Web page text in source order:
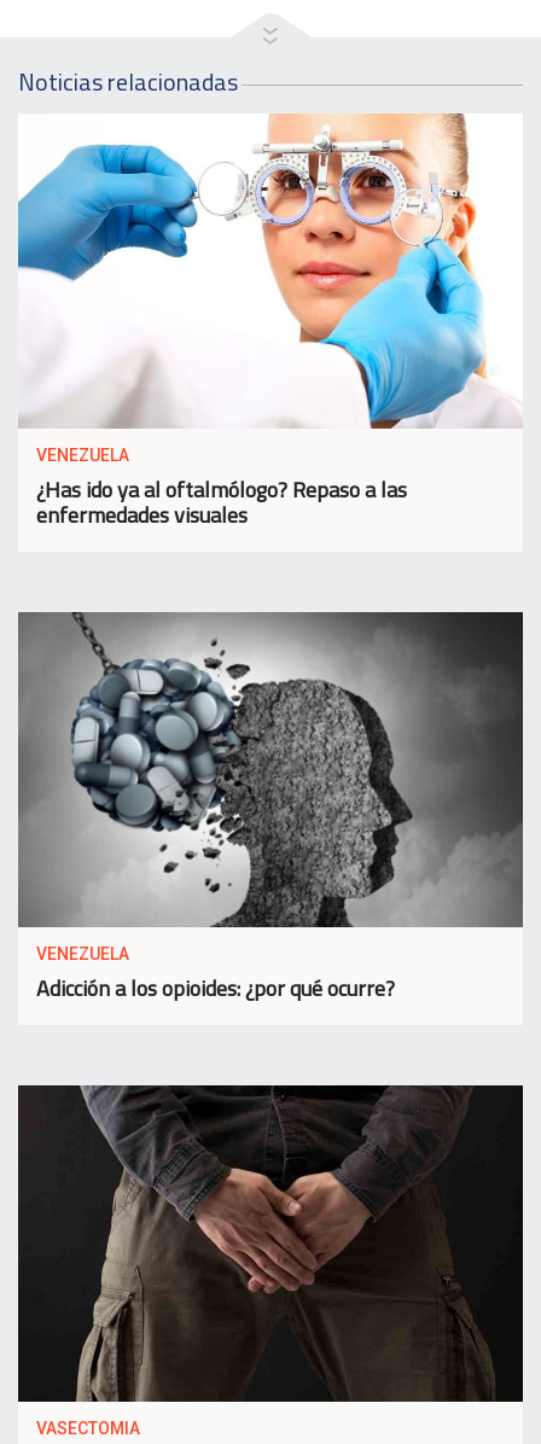
Noticias relacionadas
VENEZUELA
¿Has ido ya al oftalmólogo? Repaso a las
enfermedades visuales
VENEZUELA
Adicción a los opioides: ¿por qué ocurre?
VASECTOMIA